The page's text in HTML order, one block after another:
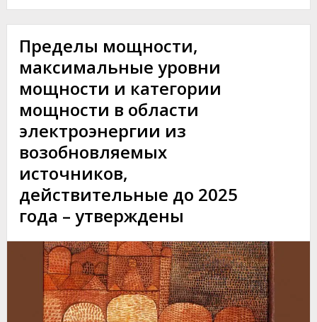
КОНТРОЛЯ
ТРУДОВЫХ
Пределы мощности,
максимальные уровни
мощности и категории
мощности в области
электроэнергии из
возобновляемых
источников,
действительные до 2025
года – утверждены